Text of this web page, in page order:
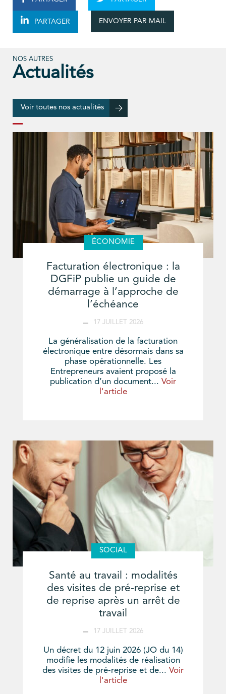
PARTAGER ENVOYER PAR MAIL
NOS AUTRES
Actualités
Voir toutes nos actualités
ÉCONOMIE
Facturation électronique : la
DGFiP publie un guide de
démarrage à l’approche de
l’échéance
17 JUILLET 2026
La généralisation de la facturation
électronique entre désormais dans sa
phase opérationnelle. Les
Entrepreneurs avaient proposé la
publication d’un document... Voir
l'article
SOCIAL
Santé au travail : modalités
des visites de pré-reprise et
de reprise après un arrêt de
travail
17 JUILLET 2026
Un décret du 12 juin 2026 (JO du 14)
modifie les modalités de réalisation
des visites de pré-reprise et de... Voir
l'article